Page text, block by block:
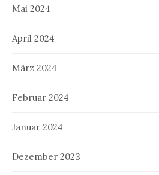
Mai 2024
April 2024
März 2024
Februar 2024
Januar 2024
Dezember 2023